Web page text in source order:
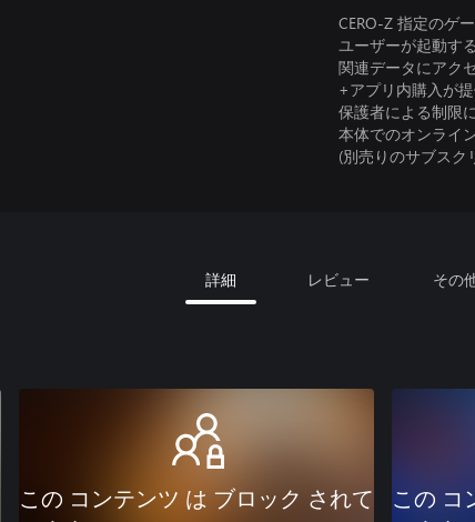
CERO-Z 指定のゲ
ユーザーが起動す
関連データにアク
+アプリ内購入が提
保護者による制限
本体でのオンライ
(別売りのサブスク
詳細 レビュー その
この コンテンツ は ブロック されて
この コ